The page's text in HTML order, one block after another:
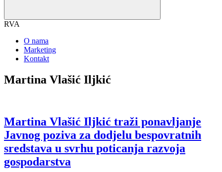
RVA
O nama
Marketing
Kontakt
Martina Vlašić Iljkić
Martina Vlašić Iljkić traži ponavljanje
Javnog poziva za dodjelu bespovratnih
sredstava u svrhu poticanja razvoja
gospodarstva